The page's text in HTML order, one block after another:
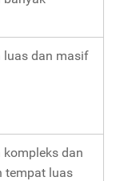
luas dan masif
kompleks dan
tempat luas